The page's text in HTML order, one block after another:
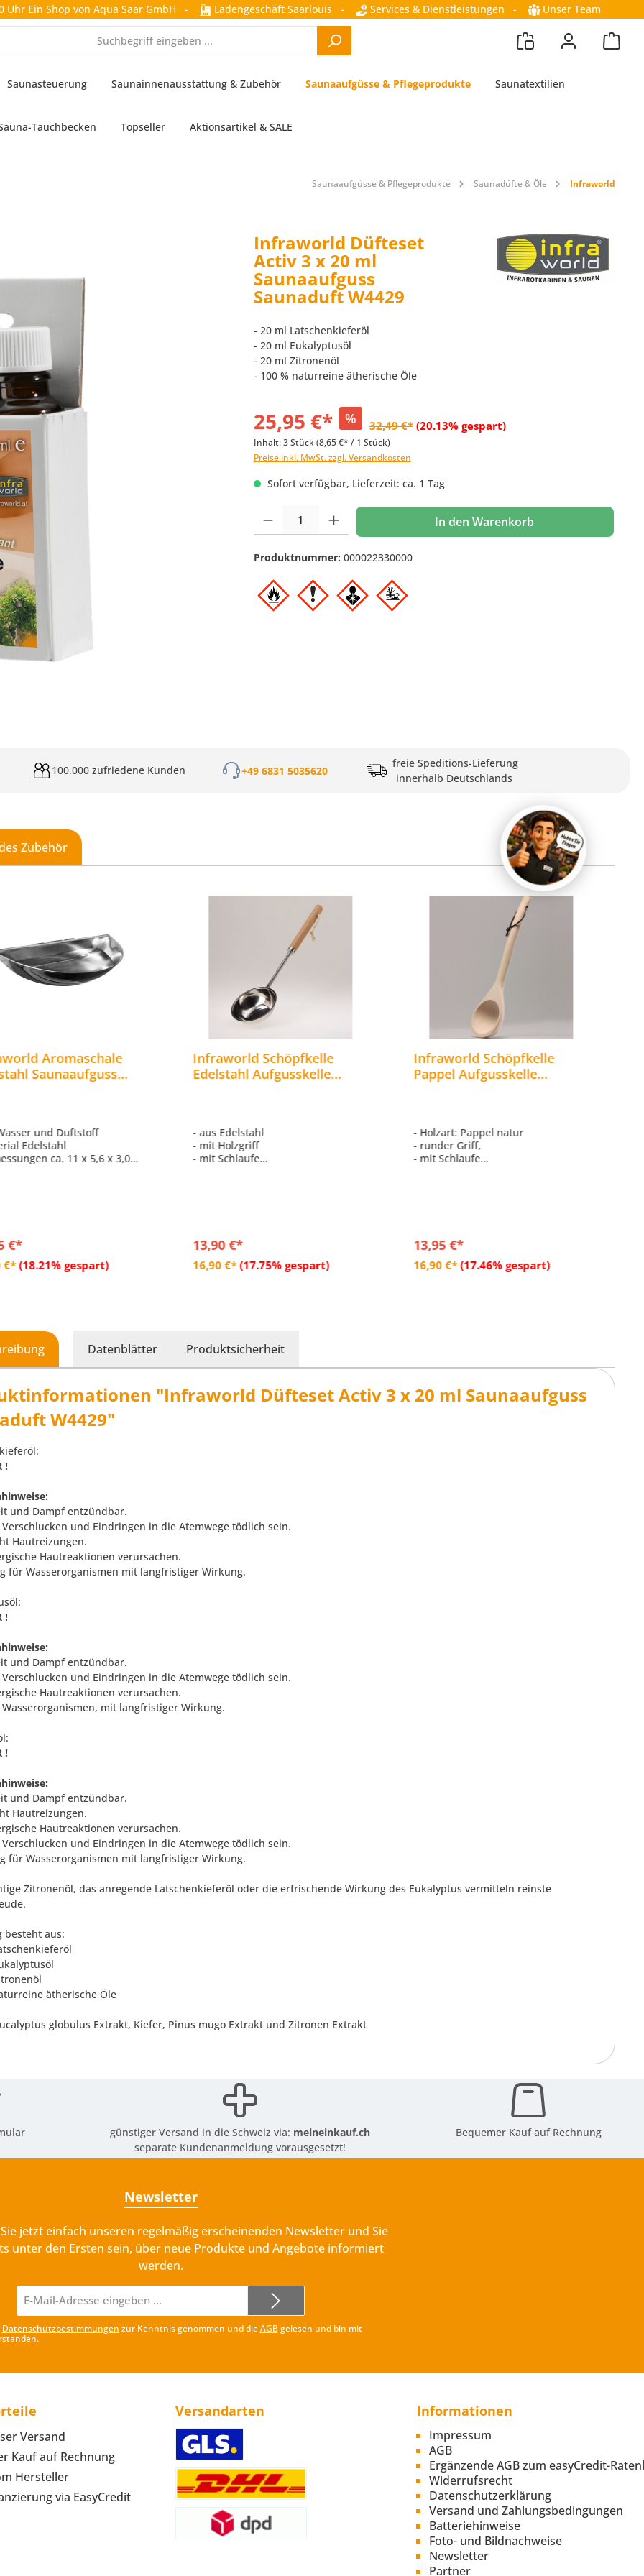
Uhr Ein Shop von Aqua Saar GmbH - Ladengeschäft Saarlouis - Services & Dienstleistungen - Unser Team
Saunasteuerung Saunainnenausstattung & Zubehör Saunaaufgüsse & Pflegeprodukte Saunatextilien
Tauchbecken Topseller Aktionsartikel & SALE
Saunaaufgüsse & Pflegeprodukte Saunadüfte & Öle Infraworld
Infraworld Düfteset
Activ 3 x 20 ml
Saunaaufguss
Saunaduft W4429
- 20 ml Latschenkieferöl
- 20 ml Eukalyptusöl
- 20 ml Zitronenöl
- 100 % naturreine ätherische Öle
25,95 €* % 32,49 €* (20.13% gespart)
Inhalt:3 Stück(8,65 €* / 1 Stück)
Preise inkl. MwSt. zzgl. Versandkosten
Sofort verfügbar, Lieferzeit: ca. 1 Tag
Produkt Anzahl: Gib den gewünschten Wert ein oder benutze die Schaltflächen um die
In den Warenkorb
Produktnummer: 000022330000
100.000 zufriedene Kunden +49 6831 5035620
freie Speditions-Lieferung
innerhalb Deutschlands
Zubehör
Aromaschale
Saunaaufguss
und Duftstoff
Edelstahl
ca. 11 x 5,6 x 3,0
€*
€* (18.21% gespart)
In den Warenkorb
Infraworld Schöpfkelle
Edelstahl Aufgusskelle
- aus Edelstahl
- mit Holzgriff
- mit Schlaufe
13,90 €*
16,90 €* (17.75% gespart)
In den Warenkorb
Infraworld Schöpfkelle
Pappel Aufgusskelle
- Holzart: Pappel natur
- runder Griff,
- mit Schlaufe
13,95 €*
16,90 €* (17.46% gespart)
In den Warenkorb
Datenblätter Produktsicherheit
"Infraworld Düfteset Activ 3 x 20 ml Saunaaufguss
W4429"
!
und Dampf entzündbar.
und Eindringen in die Atemwege tödlich sein.
Hautreizungen.
Hautreaktionen verursachen.
für Wasserorganismen mit langfristiger Wirkung.
!
und Dampf entzündbar.
und Eindringen in die Atemwege tödlich sein.
Hautreaktionen verursachen.
mit langfristiger Wirkung.
!
und Dampf entzündbar.
Hautreizungen.
Hautreaktionen verursachen.
und Eindringen in die Atemwege tödlich sein.
für Wasserorganismen mit langfristiger Wirkung.
Zitronenöl, das anregende Latschenkieferöl oder die erfrischende Wirkung des Eukalyptus vermitteln reinste
besteht aus:
ätherische Öle
globulus Extrakt, Kiefer, Pinus mugo Extrakt und Zitronen Extrakt
günstiger Versand in die Schweiz via: meineinkauf.ch
separate Kundenanmeldung vorausgesetzt!
Bequemer Kauf auf Rechnung
Newsletter
jetzt einfach unseren regelmäßig erscheinenden Newsletter und Sie
unter den Ersten sein, über neue Produkte und Angebote informiert
werden.
Mail-
Adresse*
Datenschutzbestimmungen zur Kenntnis genommen und dieAGBgelesen und bin mit
Versand
Kauf auf Rechnung
Hersteller
via EasyCredit
Versandarten Informationen
Impressum
AGB
Ergänzende AGB zum easyCredit-
Widerrufsrecht
Datenschutzerklärung
Versand und Zahlungsbedingungen
Batteriehinweise
Foto- und Bildnachweise
Newsletter
Partner